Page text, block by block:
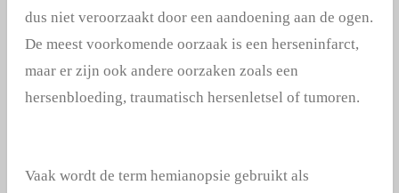
dus niet veroorzaakt door een aandoening aan de ogen.
De meest voorkomende oorzaak is een herseninfarct,
maar er zijn ook andere oorzaken zoals een
hersenbloeding, traumatisch hersenletsel of tumoren.
Vaak wordt de term hemianopsie gebruikt als